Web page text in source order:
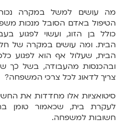
מה עושים למשל במקרה
הטיפול באדם הסובל מנכות
כולל בן הזוג, ועשוי לפגוע
הבית. ומה עושים במקרה של
הבית, שעלול אף הוא לפגוע
ובהכנסות מהעבודה, בשל כך
צריך לדאוג לכל צרכי המשפחה?
סיטואציות אלו מחדדות את
לעקרת בית, שכאמור טומן
חשובות למשפחה.